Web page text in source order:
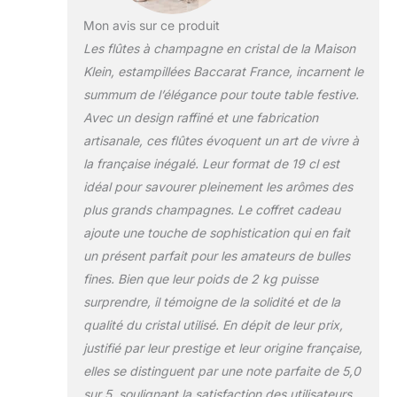
sont conçus pour un
usage quotidien et
passent au lave
vaisselle. Nos verres
sont Made in France et
chaque verre est signé
de notre marque
déposée à l’INPI : Klein
La Maison Klein
l'Artisan du Cristal fait
perdurer une
fabrication et un savoir-
18ème siècle.
Mon avis sur ce produit
Les flûtes à champagne en cristal de la Maison
Klein, estampillées Baccarat France, incarnent le
summum de l’élégance pour toute table festive.
Avec un design raffiné et une fabrication
artisanale, ces flûtes évoquent un art de vivre à
la française inégalé. Leur format de 19 cl est
idéal pour savourer pleinement les arômes des
plus grands champagnes. Le coffret cadeau
ajoute une touche de sophistication qui en fait
un présent parfait pour les amateurs de bulles
fines. Bien que leur poids de 2 kg puisse
surprendre, il témoigne de la solidité et de la
qualité du cristal utilisé. En dépit de leur prix,
justifié par leur prestige et leur origine française,
elles se distinguent par une note parfaite de 5,0